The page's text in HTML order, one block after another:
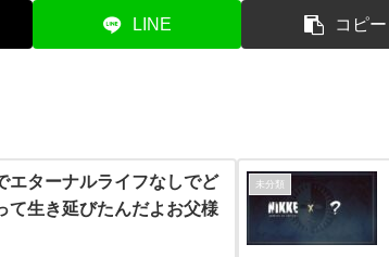
LINE コピー
エターナルライフなしでど
て生き延びたんだよお父様
未分類